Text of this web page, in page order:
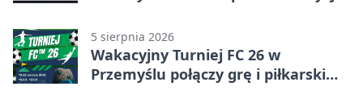
5 sierpnia 2026
Wakacyjny Turniej FC 26 w
Przemyślu połączy grę i piłkarski